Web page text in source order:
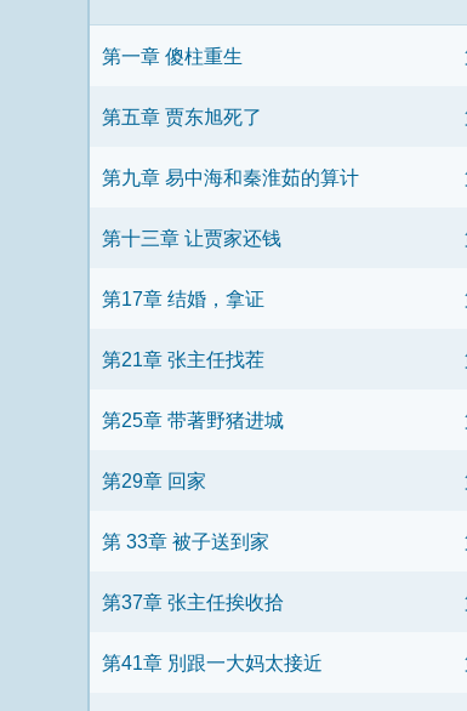
第一章 傻柱重生
第五章 贾东旭死了
第九章 易中海和秦淮茹的算计
第十三章 让贾家还钱
第17章 结婚，拿证
第21章 张主任找茬
第25章 带著野猪进城
第29章 回家
第 33章 被子送到家
第37章 张主任挨收拾
第41章 別跟一大妈太接近